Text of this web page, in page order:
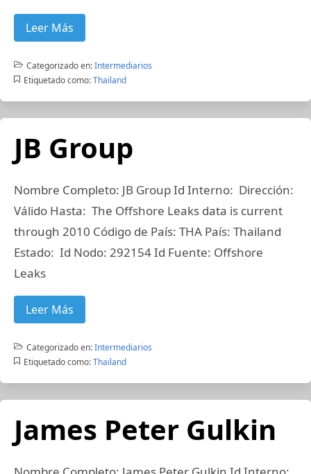
Leer Más
Categorizado en:Intermediarios
Etiquetado como: Thailand
JB Group
Nombre Completo: JB Group Id Interno: Dirección:
Válido Hasta: The Offshore Leaks data is current
through 2010 Código de País: THA País: Thailand
Estado: Id Nodo: 292154 Id Fuente: Offshore
Leaks
Leer Más
Categorizado en:Intermediarios
Etiquetado como: Thailand
James Peter Gulkin